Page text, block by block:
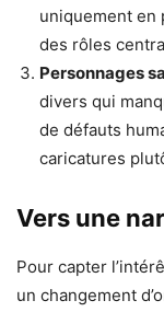
uniquement
des rôles
Personnages
divers qui
de défauts
caricatures
Vers une
Pour capter
un changement